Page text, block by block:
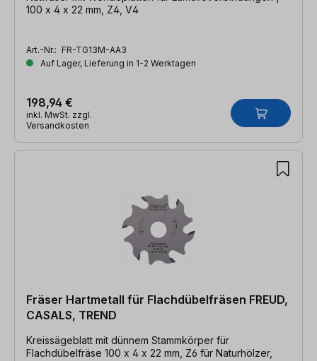
100 x 4 x 22 mm, Z4, V4
Art.-Nr.: FR-TG13M-AA3
Auf Lager, Lieferung in 1-2 Werktagen
198,94 €
inkl. MwSt. zzgl.
Versandkosten
Fräser Hartmetall für Flachdübelfräsen FREUD,
CASALS, TREND
Kreissägeblatt mit dünnem Stammkörper für
Flachdübelfräse 100 x 4 x 22 mm, Z6 für Naturhölzer,